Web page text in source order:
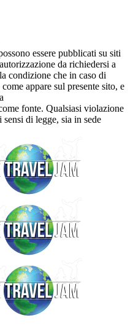
essere pubblicati su siti
da richiedersi a
condizione che in caso di
appare sul presente sito, e
fonte. Qualsiasi violazione
di legge, sia in sede